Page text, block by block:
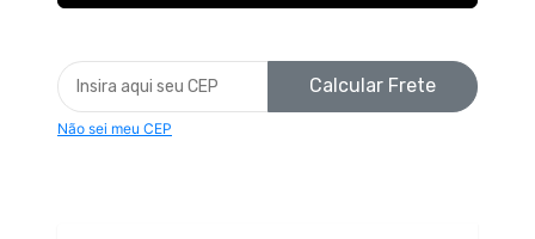
Calcular Frete
Não sei meu CEP